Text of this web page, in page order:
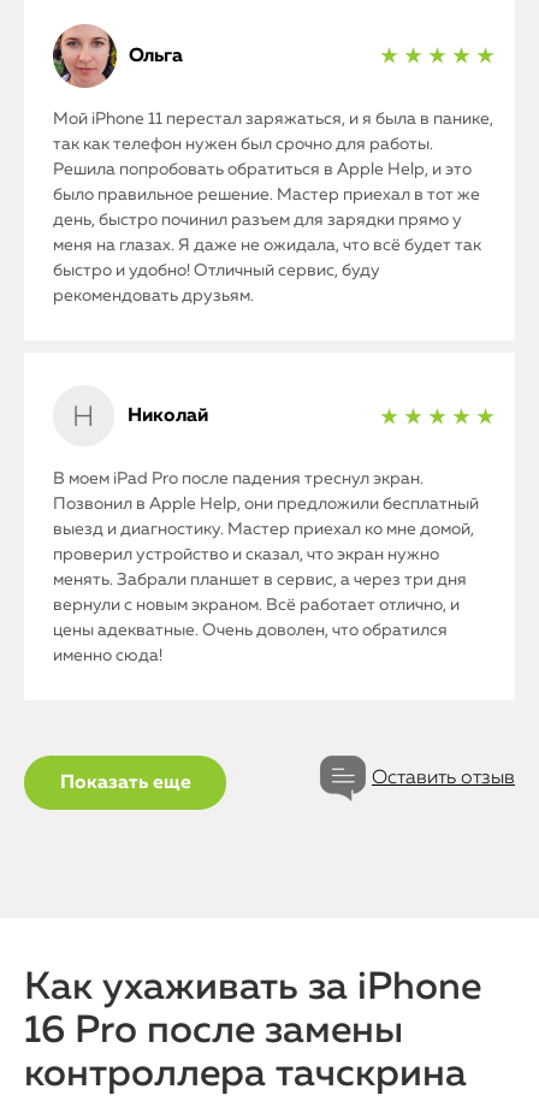
iPhone
MacBook
iPad
iMac
Mac Mini
О нас
Контакты
Ольга ★ ★ ★ ★ ★
Мой iPhone 11 перестал заряжаться, и я была в панике,
так как телефон нужен был срочно для работы.
Решила попробовать обратиться в Apple Help, и это
было правильное решение. Мастер приехал в тот же
день, быстро починил разъем для зарядки прямо у
меня на глазах. Я даже не ожидала, что всё будет так
быстро и удобно! Отличный сервис, буду
рекомендовать друзьям.
Николай ★ ★ ★ ★ ★
В моем iPad Pro после падения треснул экран.
Позвонил в Apple Help, они предложили бесплатный
выезд и диагностику. Мастер приехал ко мне домой,
проверил устройство и сказал, что экран нужно
менять. Забрали планшет в сервис, а через три дня
вернули с новым экраном. Всё работает отлично, и
цены адекватные. Очень доволен, что обратился
именно сюда!
Показать еще Оставить отзыв
Как ухаживать за iPhone
16 Pro после замены
контроллера тачскрина